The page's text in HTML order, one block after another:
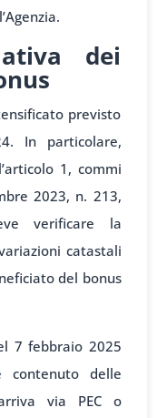
dei
previsto
In particolare,
1, commi
2023, n. 213,
verificare la
catastali
del bonus
7 febbraio 2025
delle
via PEC o